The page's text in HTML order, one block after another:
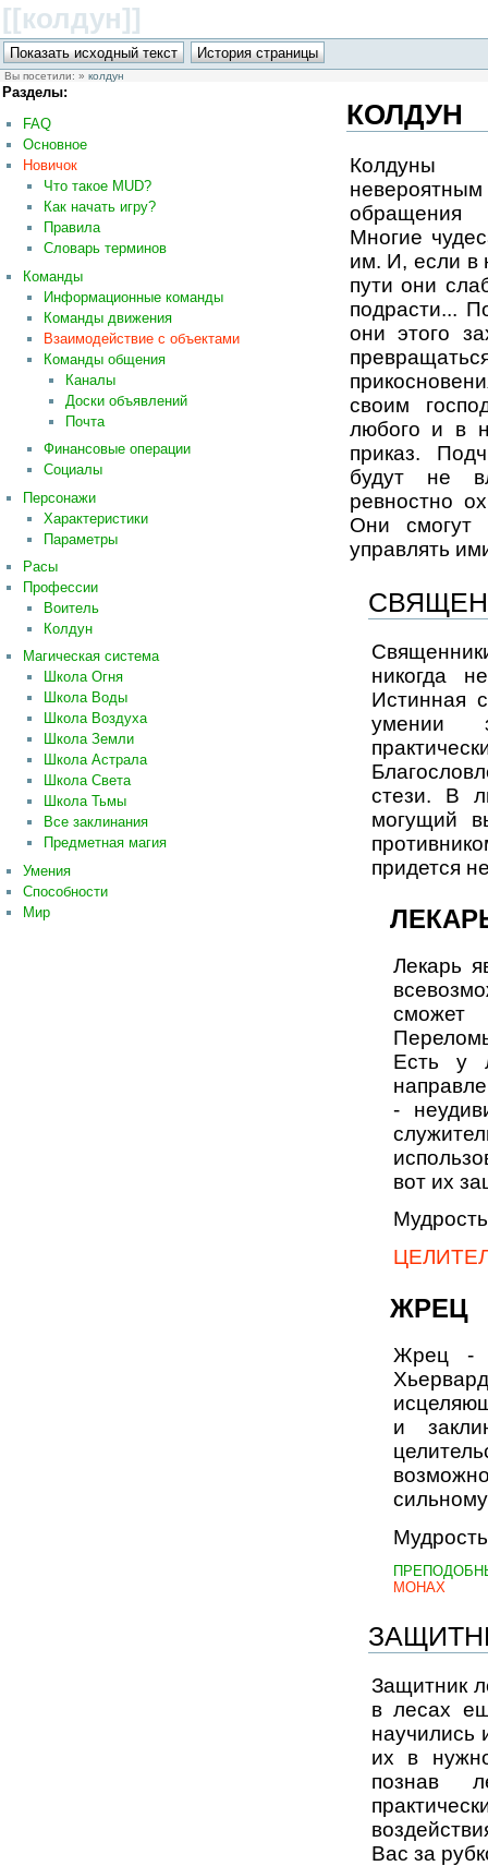
[[колдун]]
Вы посетили: » колдун
Разделы:
FAQ
Основное
Новичок
Что такое MUD?
Как начать игру?
Правила
Словарь терминов
Команды
Информационные команды
Команды движения
Взаимодействие с объектами
Команды общения
Каналы
Доски объявлений
Почта
Финансовые операции
Социалы
Персонажи
Характеристики
Параметры
Расы
Профессии
Воитель
Колдун
Магическая система
Школа Огня
Школа Воды
Школа Воздуха
Школа Земли
Школа Астрала
Школа Света
Школа Тьмы
Все заклинания
Предметная магия
Умения
Способности
Мир
КОЛДУН
Многие
им. И, если в
пути они
подрасти...
они этого
своим
любого и в
приказ.
будут не
ревностно
Они смогут
управлять
никогда
Истинная
умении
стези. В
могущий
придется
Лекарь
сможет
Есть у
-
вот их
ЖРЕЦ
Жрец -
и
МОНАХ
Защитник
в лесах
научились
их в
познав
Вас за